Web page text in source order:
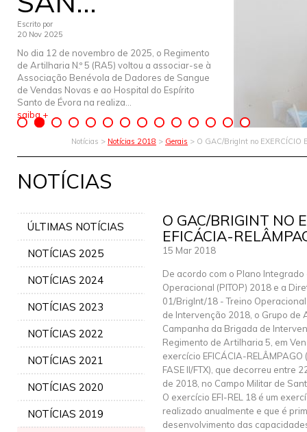
Escrito por
20 Nov 2025
No dia 12 de novembro de 2025, o Regimento
de Artilharia N.º 5 (RA5) voltou a associar-se à
Associação Benévola de Dadores de Sangue
de Vendas Novas e ao Hospital do Espírito
Santo de Évora na realiza...
saiba +
Notícias > Notícias 2018 > Gerais > O GAC/BrigInt no EXERCÍCIO
NOTÍCIAS
ÚLTIMAS NOTÍCIAS
NOTÍCIAS 2025
NOTÍCIAS 2024
NOTÍCIAS 2023
NOTÍCIAS 2022
NOTÍCIAS 2021
NOTÍCIAS 2020
NOTÍCIAS 2019
O GAC/BRIGINT NO
EFICÁCIA-
15 Mar 2018
De acordo com o Plano Integrado
Operacional (PITOP) 2018 e a
01/BrigInt/18 - Treino
de Intervenção 2018, o Grupo de
Campanha da Brigada de
Regimento de Artilharia 5, em
exercício EFICÁCIA-RELÂMPAGO
FASE II/FTX), que decorreu entre
de 2018, no Campo Militar de
O exercício EFI-REL 18 é um
realizado anualmente e que é
desenvolvimento das